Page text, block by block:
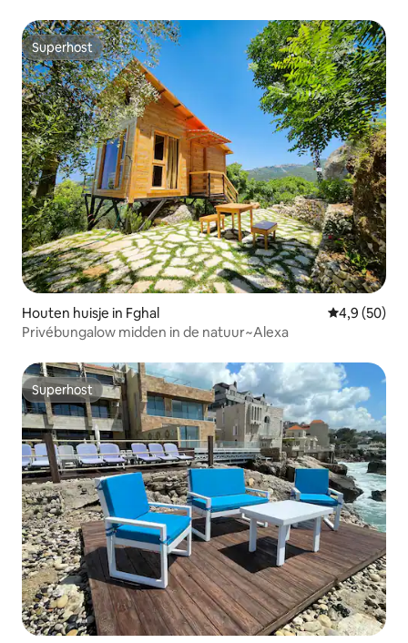
Superhost
Superhost
Houten huisje in Fghal Gemiddelde
4,9 (50)
Privébungalow midden in de natuur~Alexa
Superhost
Superhost